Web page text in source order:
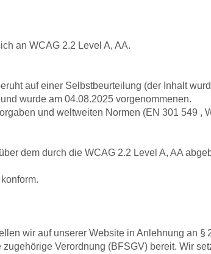
an WCAG 2.2 Level A, AA.
auf einer Selbstbeurteilung (der Inhalt
wurde am 04.08.2025 vorgenommenen.
und weltweiten Normen (EN 301 549 ,
dem durch die WCAG 2.2 Level A, AA
sind konform.
wir auf unserer Website in Anlehnung an §
Verordnung (BFSGV) bereit. Wir